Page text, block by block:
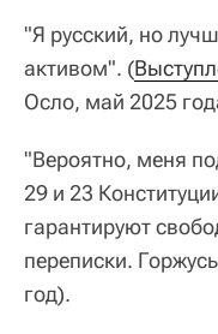
"Я русский, но
активом". (
Осло, май 2025
"Вероятно, меня
29 и 23
гарантируют
переписки.
год).